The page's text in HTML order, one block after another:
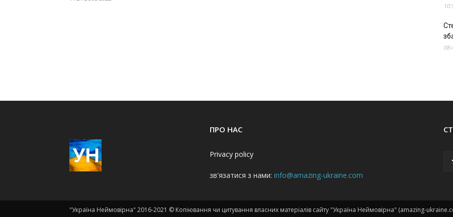
ПРО НАС
Privacy policy
зв'язатися з нами: info@amazing-ukraine.com
"Україна Неймовірна" 2016-2021 © Копіювання чи цитування власних матеріалів сайту "Україна Неймовірна" (amazing-